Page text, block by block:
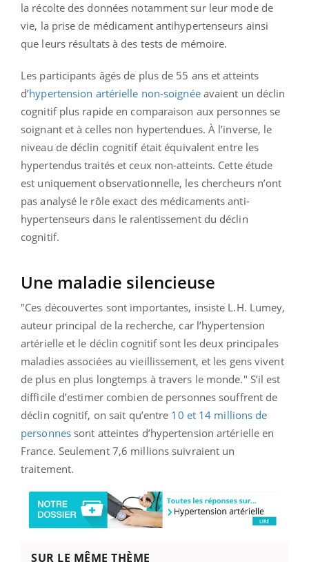
la récolte des données notamment sur leur mode de
vie, la prise de médicament antihypertenseurs ainsi
que leurs résultats à des tests de mémoire.
Les participants âgés de plus de 55 ans et atteints
d’hypertension artérielle non-soignéeavaient un déclin
cognitif plus rapide en comparaison aux personnes se
soignant et à celles non hypertendues. À l’inverse, le
niveau de déclin cognitif était équivalent entre les
hypertendus traitéset ceux non-atteints. Cette étude
est uniquement observationnelle, les chercheurs n’ont
pas analysé le rôle exact des médicaments anti-
hypertenseurs dans le ralentissement du déclin
cognitif.
Une maladie silencieuse
"Ces découvertes sont importantes, insiste L.H. Lumey,
auteur principal de la recherche, car l’hypertension
artérielle et le déclin cognitif sont les deux principales
maladies associées au vieillissement, et les gens vivent
de plus en plus longtemps à travers le monde." S’il est
difficile d’estimer combien de personnes souffrent de
déclin cognitif, on sait qu’entre 10 et 14 millions de
personnessont atteintes d’hypertension artérielle en
France. Seulement 7,6 millions suivraient un
traitement.
SUR LE MÊME THÈME